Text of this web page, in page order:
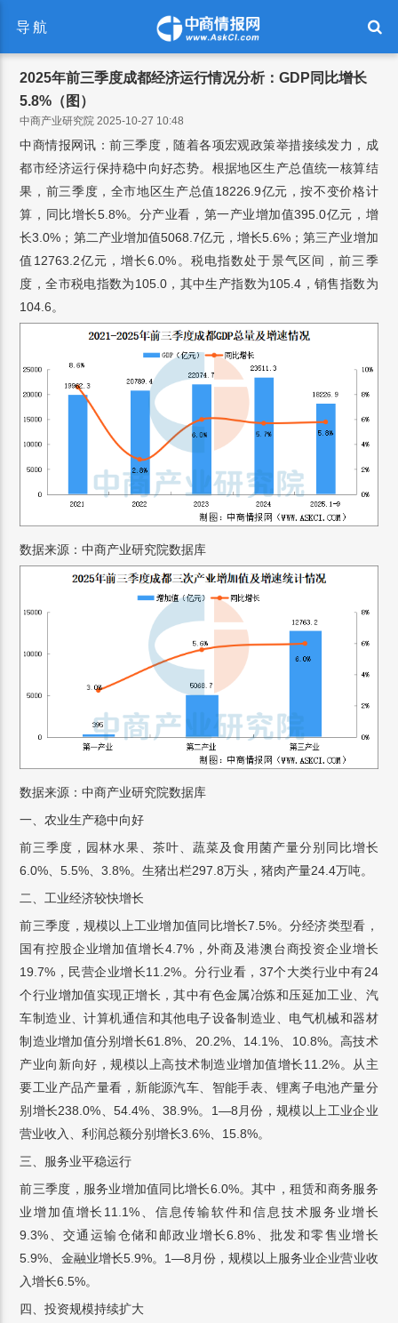
导航
2025年前三季度成都经济运行情况分析：GDP同比增长
5.8%（图）
中商产业研究院 2025-10-27 10:48
中商情报网讯：前三季度，随着各项宏观政策举措接续发力，成
都市经济运行保持稳中向好态势。根据地区生产总值统一核算结
果，前三季度，全市地区生产总值18226.9亿元，按不变价格计
算，同比增长5.8%。分产业看，第一产业增加值395.0亿元，增
长3.0%；第二产业增加值5068.7亿元，增长5.6%；第三产业增加
值12763.2亿元，增长6.0%。税电指数处于景气区间，前三季
度，全市税电指数为105.0，其中生产指数为105.4，销售指数为
104.6。
数据来源：中商产业研究院数据库
数据来源：中商产业研究院数据库
一、农业生产稳中向好
前三季度，园林水果、茶叶、蔬菜及食用菌产量分别同比增长
6.0%、5.5%、3.8%。生猪出栏297.8万头，猪肉产量24.4万吨。
二、工业经济较快增长
前三季度，规模以上工业增加值同比增长7.5%。分经济类型看，
国有控股企业增加值增长4.7%，外商及港澳台商投资企业增长
19.7%，民营企业增长11.2%。分行业看，37个大类行业中有24
个行业增加值实现正增长，其中有色金属冶炼和压延加工业、汽
车制造业、计算机通信和其他电子设备制造业、电气机械和器材
制造业增加值分别增长61.8%、20.2%、14.1%、10.8%。高技术
产业向新向好，规模以上高技术制造业增加值增长11.2%。从主
要工业产品产量看，新能源汽车、智能手表、锂离子电池产量分
别增长238.0%、54.4%、38.9%。1—8月份，规模以上工业企业
营业收入、利润总额分别增长3.6%、15.8%。
三、服务业平稳运行
前三季度，服务业增加值同比增长6.0%。其中，租赁和商务服务
业增加值增长11.1%、信息传输软件和信息技术服务业增长
9.3%、交通运输仓储和邮政业增长6.8%、批发和零售业增长
5.9%、金融业增长5.9%。1—8月份，规模以上服务业企业营业收
入增长6.5%。
四、投资规模持续扩大